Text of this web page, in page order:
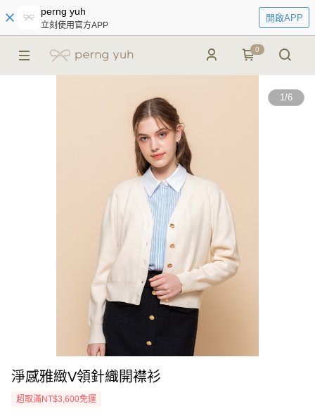
perng yuh
立刻使用官方APP
開啟APP
0
1/6
淨感雅緻V領針織開襟衫
超取滿NT$3,600免運